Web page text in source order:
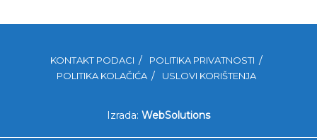
KONTAKT PODACI
POLITIKA PRIVATNOSTI
POLITIKA KOLAČIĆA
USLOVI KORIŠTENJA
Izrada: WebSolutions